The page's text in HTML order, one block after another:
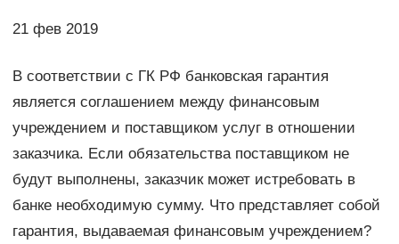
21 фев 2019
В соответствии с ГК РФ банковская гарантия
является соглашением между финансовым
учреждением и поставщиком услуг в отношении
заказчика. Если обязательства поставщиком не
будут выполнены, заказчик может истребовать в
банке необходимую сумму. Что представляет собой
гарантия, выдаваемая финансовым учреждением?